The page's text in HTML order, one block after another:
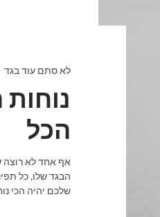
לא סתם עוד בגד
הכל
אף אחד לא רוצה
הבגד שלו, כל
שלכם יהיה הכי